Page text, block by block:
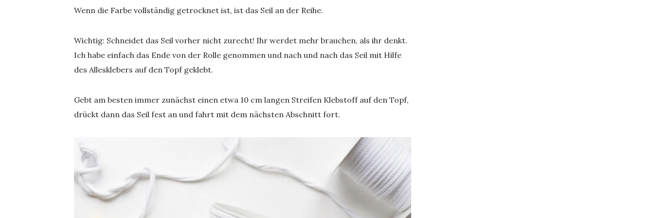
Wenn die Farbe vollständig getrocknet ist, ist das Seil an der Reihe.
Wichtig: Schneidet das Seil vorher nicht zurecht! Ihr werdet mehr brauchen, als ihr denkt.
Ich habe einfach das Ende von der Rolle genommen und nach und nach das Seil mit Hilfe
des Allesklebers auf den Topf geklebt.
Gebt am besten immer zunächst einen etwa 10 cm langen Streifen Klebstoff auf den Topf,
drückt dann das Seil fest an und fahrt mit dem nächsten Abschnitt fort.